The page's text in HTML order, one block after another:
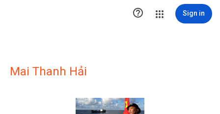
 Sign in
Mai Thanh Hải